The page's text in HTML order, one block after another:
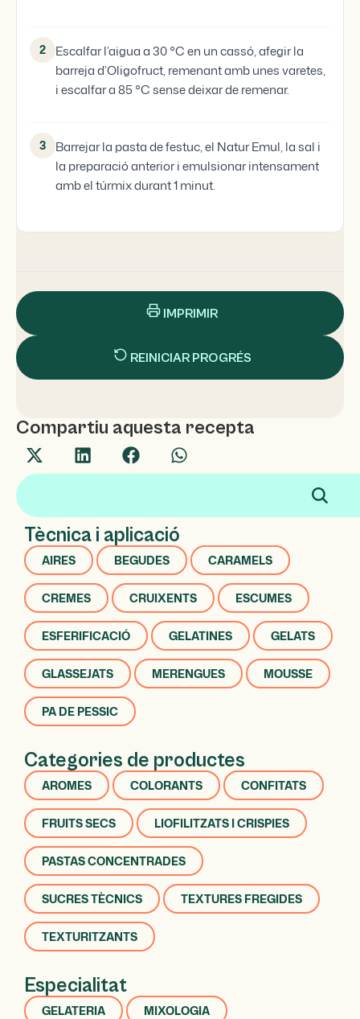
2
Escalfar l’aigua a 30 °C en un cassó, afegir la
barreja d’Oligofruct, remenant amb unes varetes,
i escalfar a 85 °C sense deixar de remenar.
3
Barrejar la pasta de festuc, el Natur Emul, la sal i
la preparació anterior i emulsionar intensament
amb el túrmix durant 1 minut.
IMPRIMIR
REINICIAR PROGRÉS
Compartiu aquesta recepta
Tècnica i aplicació
AIRES BEGUDES CARAMELS
CREMES CRUIXENTS ESCUMES
ESFERIFICACIÓ GELATINES GELATS
GLASSEJATS MERENGUES MOUSSE
PA DE PESSIC
Categories de productes
AROMES COLORANTS CONFITATS
FRUITS SECS LIOFILITZATS I CRISPIES
PASTAS CONCENTRADES
SUCRES TÈCNICS TEXTURES FREGIDES
TEXTURITZANTS
Especialitat
GELATERIA MIXOLOGIA